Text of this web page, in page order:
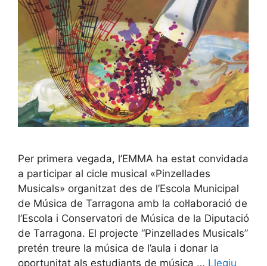
Per primera vegada, l’EMMA ha estat convidada
a participar al cicle musical «Pinzellades
Musicals» organitzat des de l’Escola Municipal
de Música de Tarragona amb la col·laboració de
l’Escola i Conservatori de Música de la Diputació
de Tarragona. El projecte “Pinzellades Musicals”
pretén treure la música de l’aula i donar la
oportunitat als estudiants de música … Llegiu